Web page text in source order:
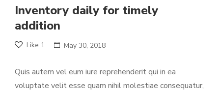
Inventory daily for timely
addition
Like 1 May 30, 2018
Quis autem vel eum iure reprehenderit qui in ea
voluptate velit esse quam nihil molestiae consequatur,